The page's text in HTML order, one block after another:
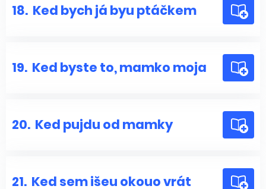
18. Ked bych já byu ptáčkem
19. Ked byste to, mamko moja
20. Ked pujdu od mamky
21. Ked sem išeu okouo vrát